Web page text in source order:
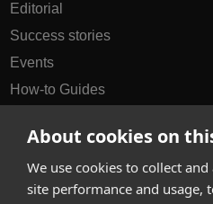
About cookies on
We use cookies to collect
site performance and usage,
Editorial
Success stories
Events
How-to Guides
hello@appearhere.co.uk